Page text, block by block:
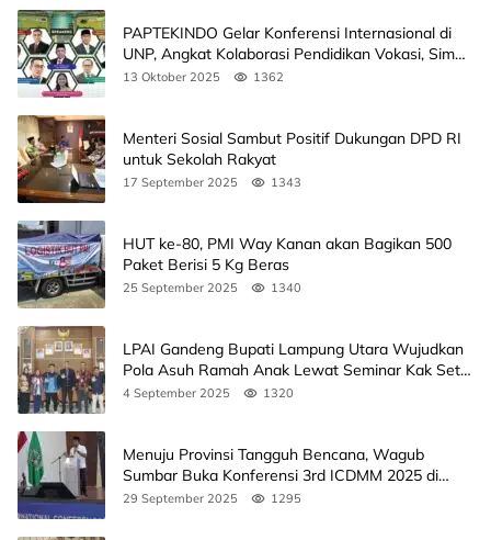
PAPTEKINDO Gelar Konferensi Internasional di
UNP, Angkat Kolaborasi Pendidikan Vokasi, Simak
Agendanya
13 Oktober 2025 1362
Menteri Sosial Sambut Positif Dukungan DPD RI
untuk Sekolah Rakyat
17 September 2025 1343
HUT ke-80, PMI Way Kanan akan Bagikan 500
Paket Berisi 5 Kg Beras
25 September 2025 1340
LPAI Gandeng Bupati Lampung Utara Wujudkan
Pola Asuh Ramah Anak Lewat Seminar Kak Seto,
Ini Jadwalnya
4 September 2025 1320
Menuju Provinsi Tangguh Bencana, Wagub
Sumbar Buka Konferensi 3rd ICDMM 2025 di
Unand
29 September 2025 1295